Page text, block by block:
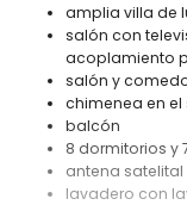
amplia villa de
salón con
acoplamiento
salón y
chimenea en
balcón
8 dormitorios y
antena satelital
lavadero con